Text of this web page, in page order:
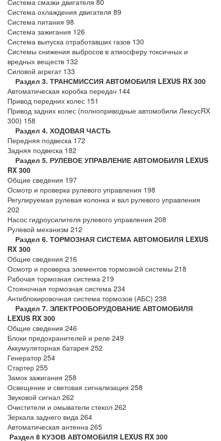
Система смазки двигателя 80
Система охлаждения двигателя 89
Система питания 98
Система зажигания 126
Система выпуска отработавших газов 130
Системы снижения выбросов в атмосферу токсичных и
вредных веществ 132
Силовой агрегат 133
Раздел 3. ТРАНСМИССИЯ АВТОМОБИЛЯ LEXUS RX 300
Автоматическая коробка передач 144
Привод передних колес 151
Привод задних колес (полноприводные автомобили ЛексусRX
300) 158
Раздел 4. ХОДОВАЯ ЧАСТЬ
Передняя подвеска 172
Задняя подвеска 182
Раздел 5. РУЛЕВОЕ УПРАВЛЕНИЕ АВТОМОБИЛЯ LEXUS
RX 300
Общие сведения 197
Осмотр и проверка рулевого управления 198
Регулируемая рулевая колонка и вал рулевого управления
202
Насос гидроусилителя рулевого управления 208
Рулевой механизм 212
Раздел 6. ТОРМОЗНАЯ СИСТЕМА АВТОМОБИЛЯ LEXUS
RX 300
Общие сведения 216
Осмотр и проверка элементов тормозной системы 218
Рабочая тормозная система 219
Стояночная тормозная система 234
Антиблокировочная система тормозов (АБС) 238
Раздел 7. ЭЛЕКТРООБОРУДОВАНИЕ АВТОМОБИЛЯ
LEXUS RX 300
Общие сведения 246
Блоки предохранителей и реле 249
Аккумуляторная батарея 252
Генератор 254
Стартер 255
Замок зажигания 258
Освещение и световая сигнализация 258
Звуковой сигнал 262
Очистители и омыватели стекол 262
Зеркала заднего вида 264
Автоматическая антенна 265
Раздел 8 КУЗОВ АВТОМОБИЛЯ LEXUS RX 300